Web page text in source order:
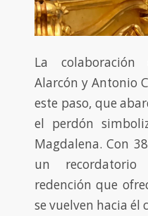
La colaboración
Alarcón y Antonio
este paso, que
el perdón
Magdalena. Con
un
redención que
se vuelven hacia él